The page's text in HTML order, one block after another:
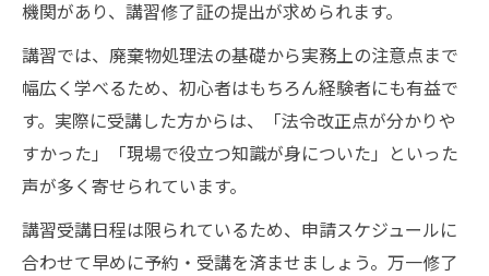
機関があり、講習修了証の提出が求められます。
講習では、廃棄物処理法の基礎から実務上の注意点まで
幅広く学べるため、初心者はもちろん経験者にも有益で
す。実際に受講した方からは、「法令改正点が分かりや
すかった」「現場で役立つ知識が身についた」といった
声が多く寄せられています。
講習受講日程は限られているため、申請スケジュールに
合わせて早めに予約・受講を済ませましょう。万一修了